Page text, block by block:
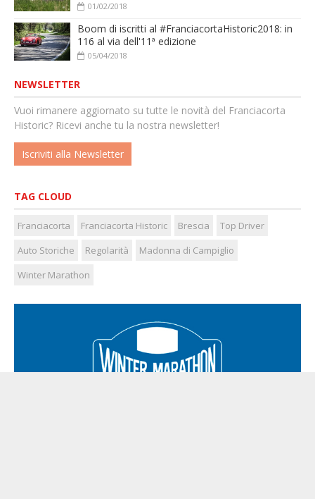
01/02/2018
Boom di iscritti al #FranciacortaHistoric2018: in
116 al via dell'11ª edizione
05/04/2018
NEWSLETTER
Vuoi rimanere aggiornato su tutte le novità del Franciacorta
Historic? Ricevi anche tu la nostra newsletter!
Iscriviti alla Newsletter
TAG CLOUD
Franciacorta Franciacorta Historic Brescia
Top Driver
Auto Storiche
Regolarità
Madonna di Campiglio
Winter Marathon